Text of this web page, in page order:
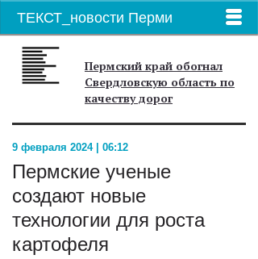
ТЕКСТ_новости Перми
Пермский край обогнал
Свердловскую область по
качеству дорог
9 февраля 2024 | 06:12
Пермские ученые
создают новые
технологии для роста
картофеля